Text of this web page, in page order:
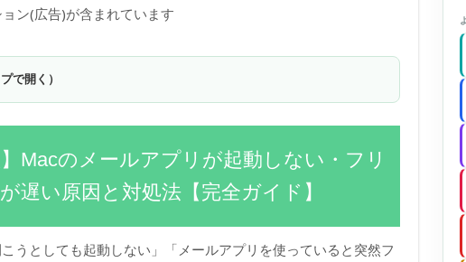
ン(広告)が含まれています
で開く）
】Macのメールアプリが起動しない・フリ
遅い原因と対処法【完全ガイド】
うとしても起動しない」「メールアプリを使っていると突然フ